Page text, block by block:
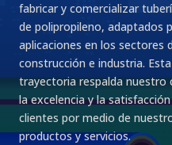
fabricar y comercializar
de polipropileno, adaptados
aplicaciones en los sectores
construcción e industria.
trayectoria respalda nuestro
la excelencia y la
clientes por medio de
productos y servicios.